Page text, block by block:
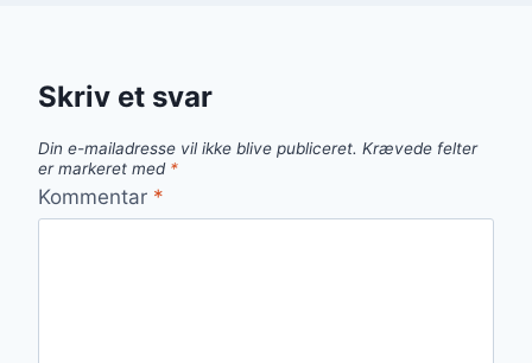
Skriv et svar
Din e-mailadresse vil ikke blive publiceret. Krævede felter
er markeret med *
Kommentar *